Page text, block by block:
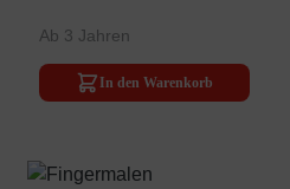
Ab 3 Jahren
In den Warenkorb